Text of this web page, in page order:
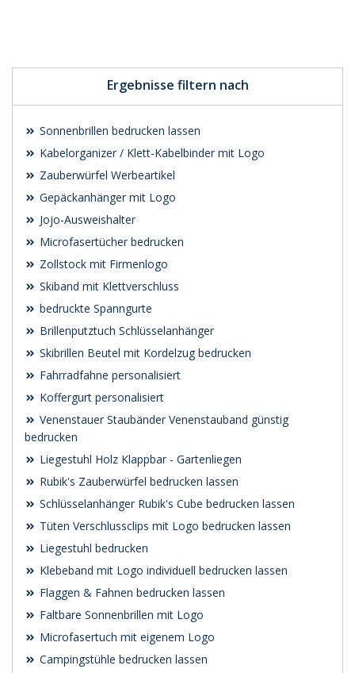
Ergebnisse filtern nach
Sonnenbrillen bedrucken lassen
Kabelorganizer / Klett-Kabelbinder mit Logo
Zauberwürfel Werbeartikel
Gepäckanhänger mit Logo
Jojo-Ausweishalter
Microfasertücher bedrucken
Zollstock mit Firmenlogo
Skiband mit Klettverschluss
bedruckte Spanngurte
Brillenputztuch Schlüsselanhänger
Skibrillen Beutel mit Kordelzug bedrucken
Fahrradfahne personalisiert
Koffergurt personalisiert
Venenstauer Staubänder Venenstauband günstig
bedrucken
Liegestuhl Holz Klappbar - Gartenliegen
Rubik's Zauberwürfel bedrucken lassen
Schlüsselanhänger Rubik's Cube bedrucken lassen
Tüten Verschlussclips mit Logo bedrucken lassen
Liegestuhl bedrucken
Klebeband mit Logo individuell bedrucken lassen
Flaggen & Fahnen bedrucken lassen
Faltbare Sonnenbrillen mit Logo
Microfasertuch mit eigenem Logo
Campingstühle bedrucken lassen